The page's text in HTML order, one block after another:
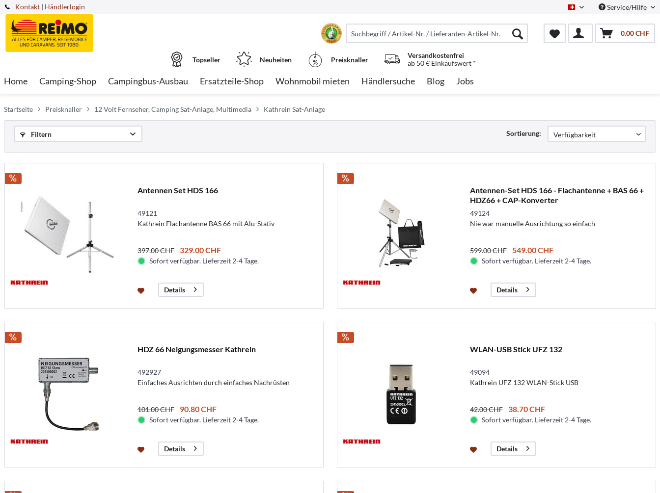
Kontakt Schweiz/DeutschService/Hilfe
| Händlerlogin
0.00 CHF
Topseller Neuheiten Preisknaller
Versandkostenfrei
ab 50 € Einkaufswert *
Home Camping-Shop Campingbus-Ausbau Ersatzteile-Shop Wohnmobil mieten Händlersuche Blog Jobs
Startseite Preisknaller 12 Volt Fernseher, Camping Sat-Anlage, Multimedia Kathrein Sat-Anlage
Filtern Sortierung:
Antennen Set HDS 166
49121
Kathrein Flachantenne BAS 66 mit Alu-Stativ
397.00 CHF 329.00 CHF
Sofort verfügbar. Lieferzeit 2-4 Tage.
Details
Antennen-Set HDS 166 - Flachantenne + BAS 66 +
HDZ66 + CAP-Konverter
49124
Nie war manuelle Ausrichtung so einfach
599.00 CHF 549.00 CHF
Sofort verfügbar. Lieferzeit 2-4 Tage.
Details
HDZ 66 Neigungsmesser Kathrein
492927
Einfaches Ausrichten durch einfaches Nachrüsten
101.00 CHF 90.80 CHF
Sofort verfügbar. Lieferzeit 2-4 Tage.
Details
WLAN-USB Stick UFZ 132
49094
Kathrein UFZ 132 WLAN-Stick USB
42.00 CHF 38.70 CHF
Sofort verfügbar. Lieferzeit 2-4 Tage.
Details